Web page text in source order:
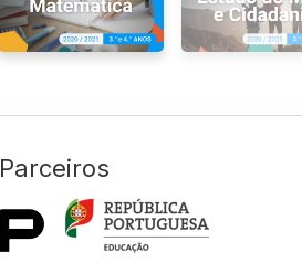
Parceiros